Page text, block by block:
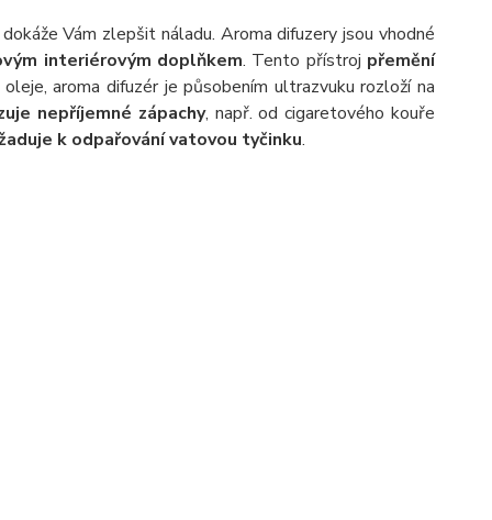
Vám zlepšit náladu. Aroma difuzery jsou vhodné
interiérovým doplňkem. Tento přístroj přemění
aroma difuzér je působením ultrazvuku rozloží na
nepříjemné zápachy, např. od cigaretového kouře
k odpařování vatovou tyčinku.